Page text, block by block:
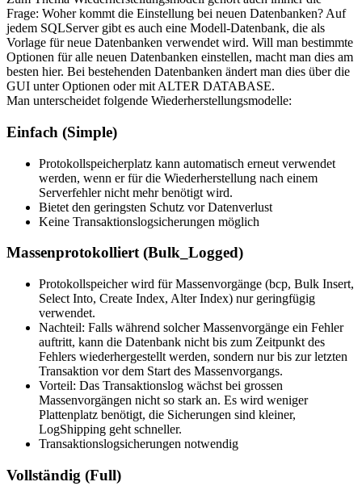
Frage: Woher kommt die Einstellung bei neuen Datenbanken? Auf
jedem SQLServer gibt es auch eine Modell-Datenbank, die als
Vorlage für neue Datenbanken verwendet wird. Will man bestimmte
Optionen für alle neuen Datenbanken einstellen, macht man dies am
besten hier. Bei bestehenden Datenbanken ändert man dies über die
GUI unter Optionen oder mit ALTER DATABASE.
Man unterscheidet folgende Wiederherstellungsmodelle:
Einfach (Simple)
Protokollspeicherplatz kann automatisch erneut verwendet
werden, wenn er für die Wiederherstellung nach einem
Serverfehler nicht mehr benötigt wird.
Bietet den geringsten Schutz vor Datenverlust
Keine Transaktionslogsicherungen möglich
Massenprotokolliert (Bulk_Logged)
Protokollspeicher wird für Massenvorgänge (bcp, Bulk Insert,
Select Into, Create Index, Alter Index) nur geringfügig
verwendet.
Nachteil: Falls während solcher Massenvorgänge ein Fehler
auftritt, kann die Datenbank nicht bis zum Zeitpunkt des
Fehlers wiederhergestellt werden, sondern nur bis zur letzten
Transaktion vor dem Start des Massenvorgangs.
Vorteil: Das Transaktionslog wächst bei grossen
Massenvorgängen nicht so stark an. Es wird weniger
Plattenplatz benötigt, die Sicherungen sind kleiner,
LogShipping geht schneller.
Transaktionslogsicherungen notwendig
Vollständig (Full)